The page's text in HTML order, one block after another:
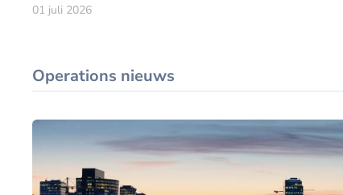
01 juli 2026
Operations nieuws